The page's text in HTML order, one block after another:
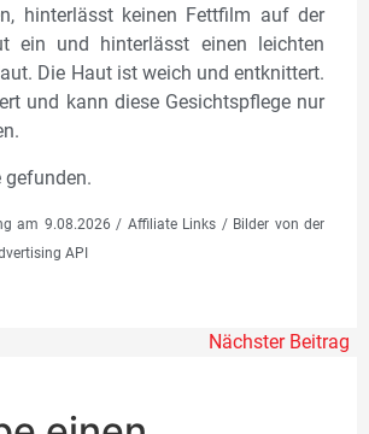
hinterlässt keinen Fettfilm auf der
ein und hinterlässt einen leichten
Die Haut ist weich und entknittert.
und kann diese Gesichtspflege nur
gefunden.
am 9.08.2026 / Affiliate Links / Bilder von der
API
Nächster Beitrag